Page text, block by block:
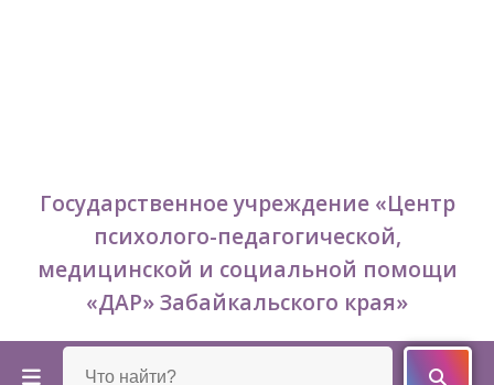
Государственное учреждение «Центр
психолого-педагогической,
медицинской и социальной помощи
«ДАР» Забайкальского края»